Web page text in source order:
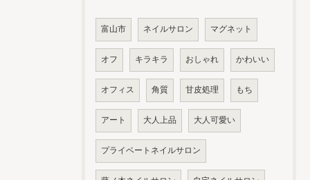
富山市 ネイルサロン マグネット
オフ キラキラ おしゃれ かわいい
オフィス 角質 甘皮処理 もち
アート 大人上品 大人可愛い
プライベートネイルサロン